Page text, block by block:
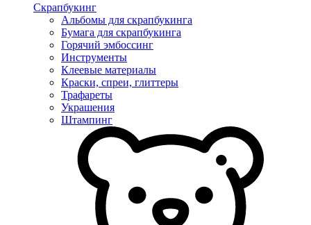
Скрапбукинг
Альбомы для скрапбукинга
Бумага для скрапбукинга
Горячий эмбоссинг
Инструменты
Клеевые материалы
Краски, спреи, глиттеры
Трафареты
Украшения
Штампинг